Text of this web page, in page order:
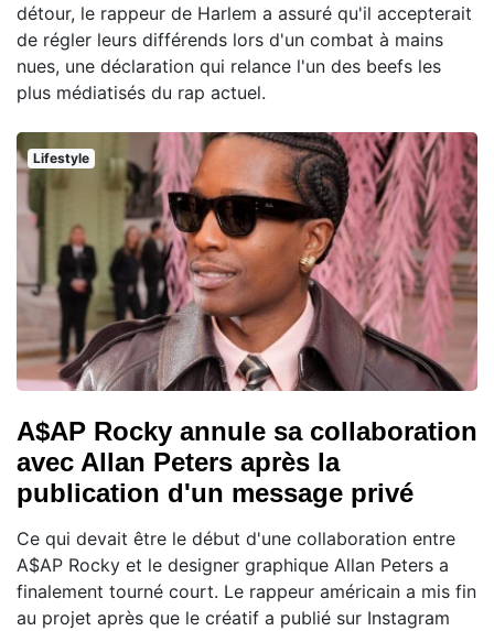
détour, le rappeur de Harlem a assuré qu'il accepterait
de régler leurs différends lors d'un combat à mains
nues, une déclaration qui relance l'un des beefs les
plus médiatisés du rap actuel.
Lifestyle
A$AP Rocky annule sa collaboration
avec Allan Peters après la
publication d'un message privé
Ce qui devait être le début d'une collaboration entre
A$AP Rocky et le designer graphique Allan Peters a
finalement tourné court. Le rappeur américain a mis fin
au projet après que le créatif a publié sur Instagram